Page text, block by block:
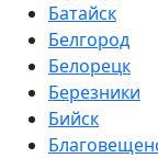
Батайск
Белгород
Белорецк
Березники
Бийск